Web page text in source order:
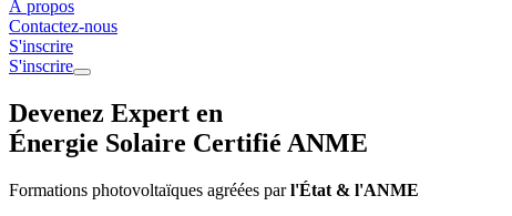
À propos
Contactez-nous
S'inscrire
S'inscrire
Devenez Expert en
Énergie Solaire Certifié ANME
Formations photovoltaïques agréées parl'État & l'ANME